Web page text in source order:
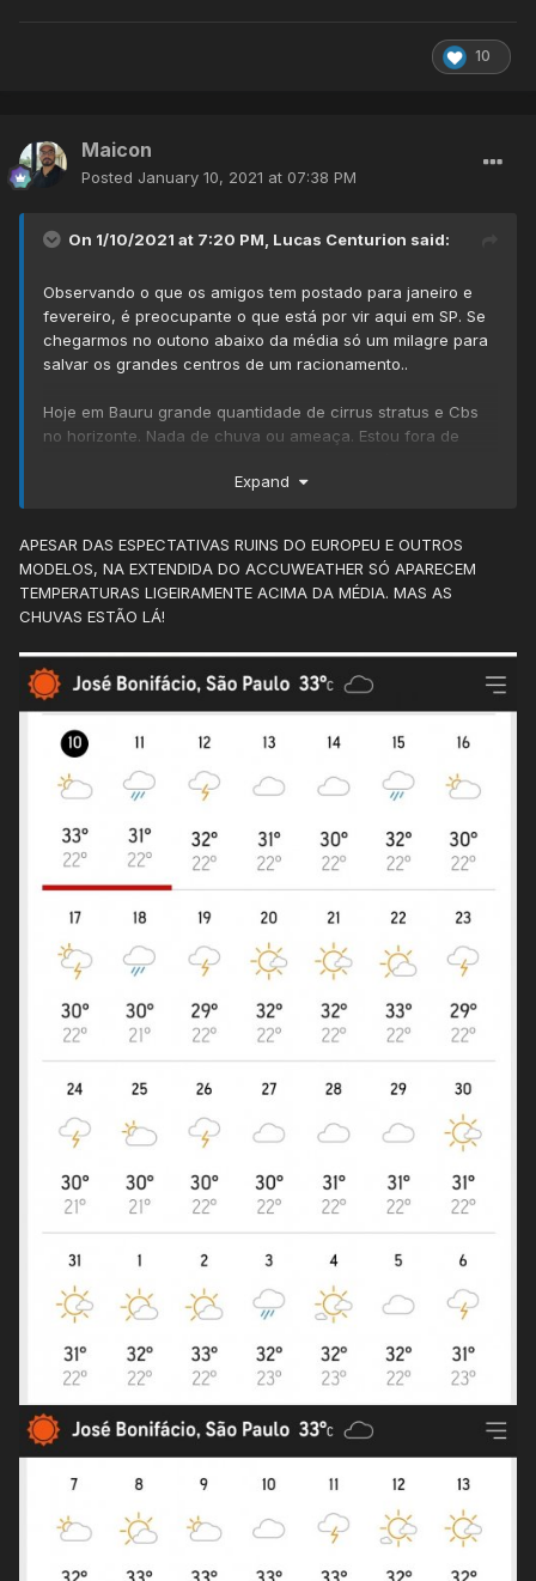
Hoje temos mais um dia típico de verão, com sol, calor
e muitas nuvens pela tarde (foto). Deve chover com raios
nas próximas horas:
10
Maicon
Posted January 10, 2021 at 07:38 PM
On 1/10/2021 at 7:20 PM, Lucas Centurion said:
Observando o que os amigos tem postado para janeiro e
fevereiro, é preocupante o que está por vir aqui em SP. Se
chegarmos no outono abaixo da média só um milagre para
salvar os grandes centros de um racionamento..
Hoje em Bauru grande quantidade de cirrus stratus e Cbs
no horizonte. Nada de chuva ou ameaça. Estou fora de
Expand
APESAR DAS ESPECTATIVAS RUINS DO EUROPEU E OUTROS
MODELOS, NA EXTENDIDA DO ACCUWEATHER SÓ APARECEM
TEMPERATURAS LIGEIRAMENTE ACIMA DA MÉDIA. MAS AS
CHUVAS ESTÃO LÁ!